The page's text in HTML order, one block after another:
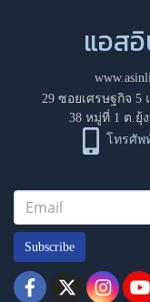
แอส
29 ซอยเศรษฐกิจ 5
38 หมู่ที่ 1 ต.ยุ้
โทรศัพ
Subscribe